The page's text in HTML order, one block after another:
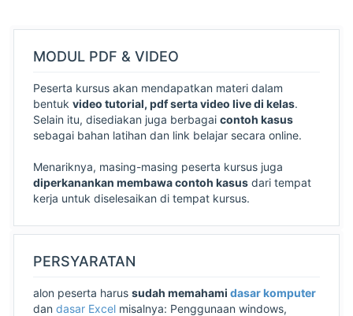
MODUL PDF & VIDEO
Peserta kursus akan mendapatkan materi dalam
bentuk video tutorial, pdf serta video live di kelas.
Selain itu, disediakan juga berbagai contoh kasus
sebagai bahan latihan dan link belajar secara online.
Menariknya, masing-masing peserta kursus juga
diperkanankan membawa contoh kasus dari tempat
kerja untuk diselesaikan di tempat kursus.
PERSYARATAN
alon peserta harus sudah memahami dasar komputer
dan dasar Excel misalnya: Penggunaan windows,